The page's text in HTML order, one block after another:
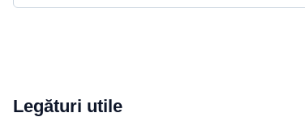
Legături utile